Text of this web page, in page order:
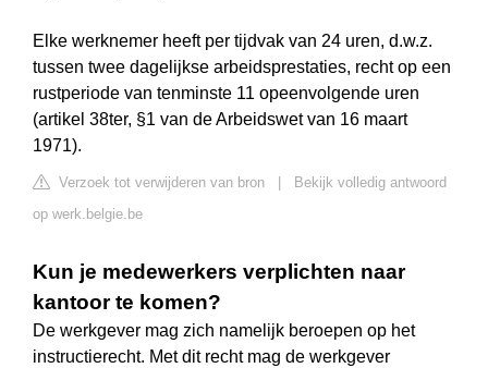
Elke werknemer heeft per tijdvak van 24 uren, d.w.z.
tussen twee dagelijkse arbeidsprestaties, recht op een
rustperiode van tenminste 11 opeenvolgende uren
(artikel 38ter, §1 van de Arbeidswet van 16 maart
1971).
Verzoek tot verwijderen van bron
Bekijk volledig antwoord
op werk.belgie.be
Kun je medewerkers verplichten naar
kantoor te komen?
De werkgever mag zich namelijk beroepen op het
instructierecht. Met dit recht mag de werkgever